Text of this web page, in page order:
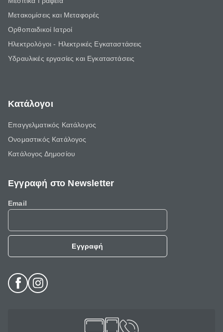
Μετακομίσεις και Μεταφορές
Ορθοπαιδικοί Ιατροί
Ηλεκτρολόγοι - Ηλεκτρικές Εγκαταστάσεις
Υδραυλικές εργασίες και Εγκαταστάσεις
Κατάλογοι
Επαγγελματικός Κατάλογος
Ονομαστικός Κατάλογος
Κατάλογος Δημοσίου
Εγγραφή στο Newsletter
Email
Εγγραφή